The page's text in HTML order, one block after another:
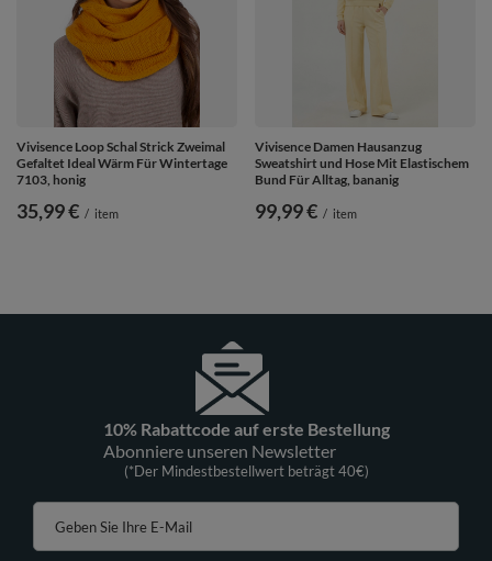
Vivisence Loop Schal Strick Zweimal
Gefaltet Ideal Wärm Für Wintertage
7103, honig
35,99 € / item
Vivisence Damen Hausanzug
Sweatshirt und Hose Mit Elastischem
Bund Für Alltag, bananig
99,99 € / item
10% Rabattcode auf erste Bestellung
Abonniere unseren Newsletter
(*Der Mindestbestellwert beträgt 40€)
Geben Sie Ihre E-Mail